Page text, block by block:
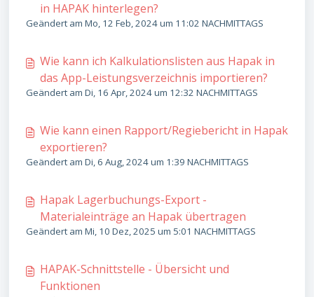
in HAPAK hinterlegen?
Geändert am Mo, 12 Feb, 2024 um 11:02 NACHMITTAGS
Wie kann ich Kalkulationslisten aus Hapak in
das App-Leistungsverzeichnis importieren?
Geändert am Di, 16 Apr, 2024 um 12:32 NACHMITTAGS
Wie kann einen Rapport/Regiebericht in Hapak
exportieren?
Geändert am Di, 6 Aug, 2024 um 1:39 NACHMITTAGS
Hapak Lagerbuchungs-Export -
Materialeinträge an Hapak übertragen
Geändert am Mi, 10 Dez, 2025 um 5:01 NACHMITTAGS
HAPAK-Schnittstelle - Übersicht und
Funktionen